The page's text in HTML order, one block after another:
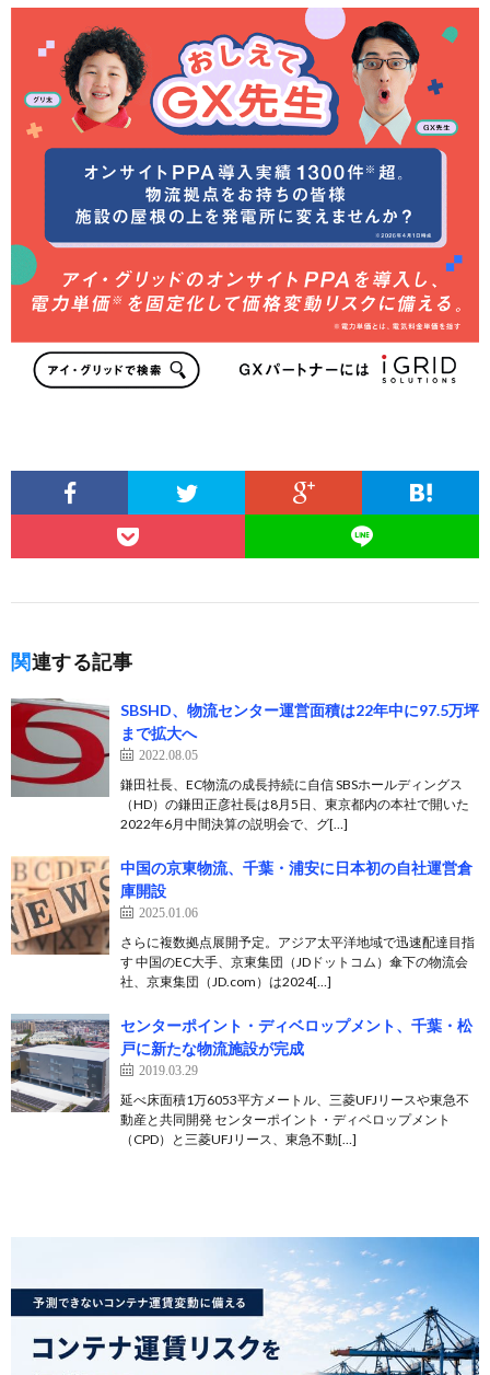
関連する記事
SBSHD、物流センター運営面積は22年中に97.5万坪
まで拡大へ
2022.08.05
鎌田社長、EC物流の成長持続に自信 SBSホールディングス
（HD）の鎌田正彦社長は8月5日、東京都内の本社で開いた
2022年6月中間決算の説明会で、グ[…]
中国の京東物流、千葉・浦安に日本初の自社運営倉
庫開設
2025.01.06
さらに複数拠点展開予定。アジア太平洋地域で迅速配達目指
す 中国のEC大手、京東集団（JDドットコム）傘下の物流会
社、京東集団（JD.com）は2024[…]
センターポイント・ディベロップメント、千葉・松
戸に新たな物流施設が完成
2019.03.29
延べ床面積1万6053平方メートル、三菱UFJリースや東急不
動産と共同開発 センターポイント・ディベロップメント
（CPD）と三菱UFJリース、東急不動[…]